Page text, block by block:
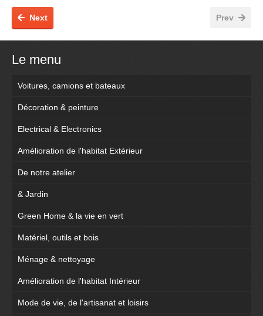
Prev
Next
Le menu
Voitures, camions et bateaux
Décoration & peinture
Electrical & Electronics
Amélioration de l'habitat Extérieur
De notre atelier
& Jardin
Green Home & la vie en vert
Matériel, outils et bois
Ménage & nettoyage
Amélioration de l'habitat Intérieur
Mode de vie, de l'artisanat et loisirs